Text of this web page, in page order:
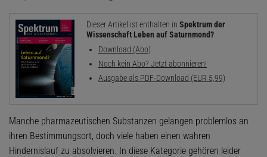
Dieser Artikel ist enthalten in Spektrum der
Wissenschaft Leben auf Saturnmond?
Download (Abo)
Noch kein Abo? Jetzt abonnieren!
Ausgabe als PDF-Download (EUR 5,99)
Manche pharmazeutischen Substanzen gelangen problemlos an
ihren Bestimmungsort, doch viele haben einen wahren
Hindernislauf zu absolvieren. In diese Kategorie gehören leider